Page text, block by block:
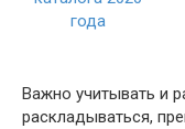
Важно учитывать и
раскладываться,